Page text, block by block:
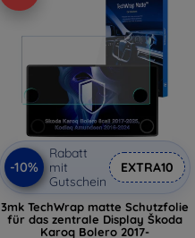
-10%
Rabatt
mit
Gutschein
EXTRA10
3mk TechWrap matte Schutzfolie
für das zentrale Display Škoda
Karoq Bolero 2017-